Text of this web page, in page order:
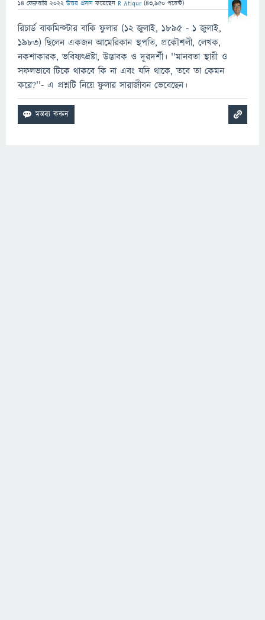
14 ফেব্রুয়ারি 2022 উত্তর প্রদান করেছেন R Atiqur (43,950 পয়েন্ট)
রিচার্ড বাকমিন্স্টার বাকি ফুলার (১২ জুলাই, ১৮৯৫ - ১ জুলাই,
১৯৮৩) ছিলেন একজন আমেরিকান স্থপতি, প্রকৌশলী, লেখক,
নকশাকারক, ভবিষ্যত্দ্রষ্টা, উদ্ভাবক ও দূরদর্শী। ''মানবতা স্থায়ী ও
সফলভাবে টিকে থাকবে কি না এবং যদি থাকে, তবে তা কেমন
করে?''- এ প্রশ্নটি নিয়ে ফুলার সারাজীবন ভেবেছেন।